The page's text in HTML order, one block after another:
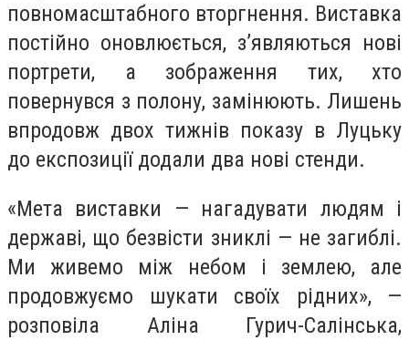
повномасштабного вторгнення. Виставка
постійно оновлюється, з’являються нові
портрети, а зображення тих, хто
повернувся з полону, замінюють. Лишень
впродовж двох тижнів показу в Луцьку
до експозиції додали два нові стенди.
«Мета виставки — нагадувати людям і
державі, що безвісти зниклі — не загиблі.
Ми живемо між небом і землею, але
продовжуємо шукати своїх рідних», —
розповіла Аліна Гурич-Салінська,